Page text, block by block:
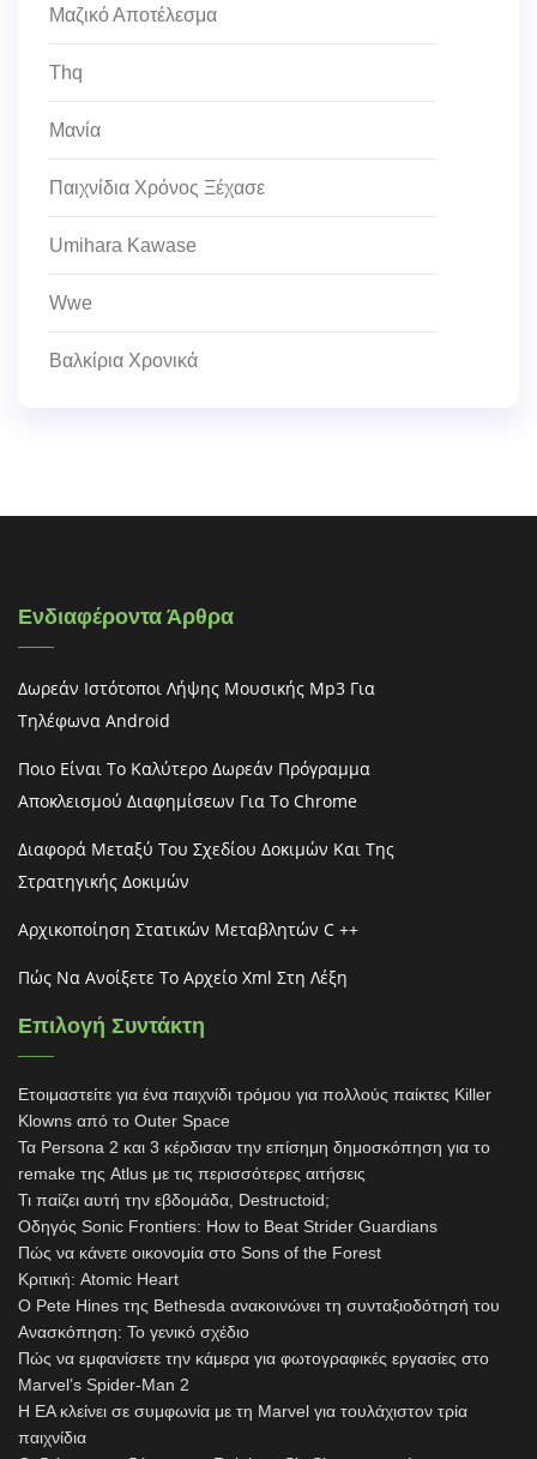
Μαζικό Αποτέλεσμα
Thq
Μανία
Παιχνίδια Χρόνος Ξέχασε
Umihara Kawase
Wwe
Βαλκίρια Χρονικά
Ενδιαφέροντα Άρθρα
Δωρεάν Ιστότοποι Λήψης Μουσικής Mp3 Για
Τηλέφωνα Android
Ποιο Είναι Το Καλύτερο Δωρεάν Πρόγραμμα
Αποκλεισμού Διαφημίσεων Για Το Chrome
Διαφορά Μεταξύ Του Σχεδίου Δοκιμών Και Της
Στρατηγικής Δοκιμών
Αρχικοποίηση Στατικών Μεταβλητών C ++
Πώς Να Ανοίξετε Το Αρχείο Xml Στη Λέξη
Επιλογή Συντάκτη
Ετοιμαστείτε για ένα παιχνίδι τρόμου για πολλούς παίκτες Killer
Klowns από το Outer Space
Τα Persona 2 και 3 κέρδισαν την επίσημη δημοσκόπηση για το
remake της Atlus με τις περισσότερες αιτήσεις
Τι παίζει αυτή την εβδομάδα, Destructoid;
Οδηγός Sonic Frontiers: How to Beat Strider Guardians
Πώς να κάνετε οικονομία στο Sons of the Forest
Κριτική: Atomic Heart
Ο Pete Hines της Bethesda ανακοινώνει τη συνταξιοδότησή του
Ανασκόπηση: Το γενικό σχέδιο
Πώς να εμφανίσετε την κάμερα για φωτογραφικές εργασίες στο
Marvel’s Spider-Man 2
Η EA κλείνει σε συμφωνία με τη Marvel για τουλάχιστον τρία
παιχνίδια